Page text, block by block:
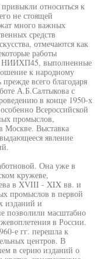
относиться к
не стоящей
много важных
средств
отмечаются как
работы
НИИХП45, выполненные
к народному
всего благодаря
А.Б.Салтыкова с
в конце 1950-х
Всероссийской
промыслов,
Москве. Выставка
явление
Она уже в
кружеве,
в XVIII - XIX вв. и
промыслов в первой
изданий и
позволили масштабно
в России.
е гг. перешла к
центров. В
в серию изданий о